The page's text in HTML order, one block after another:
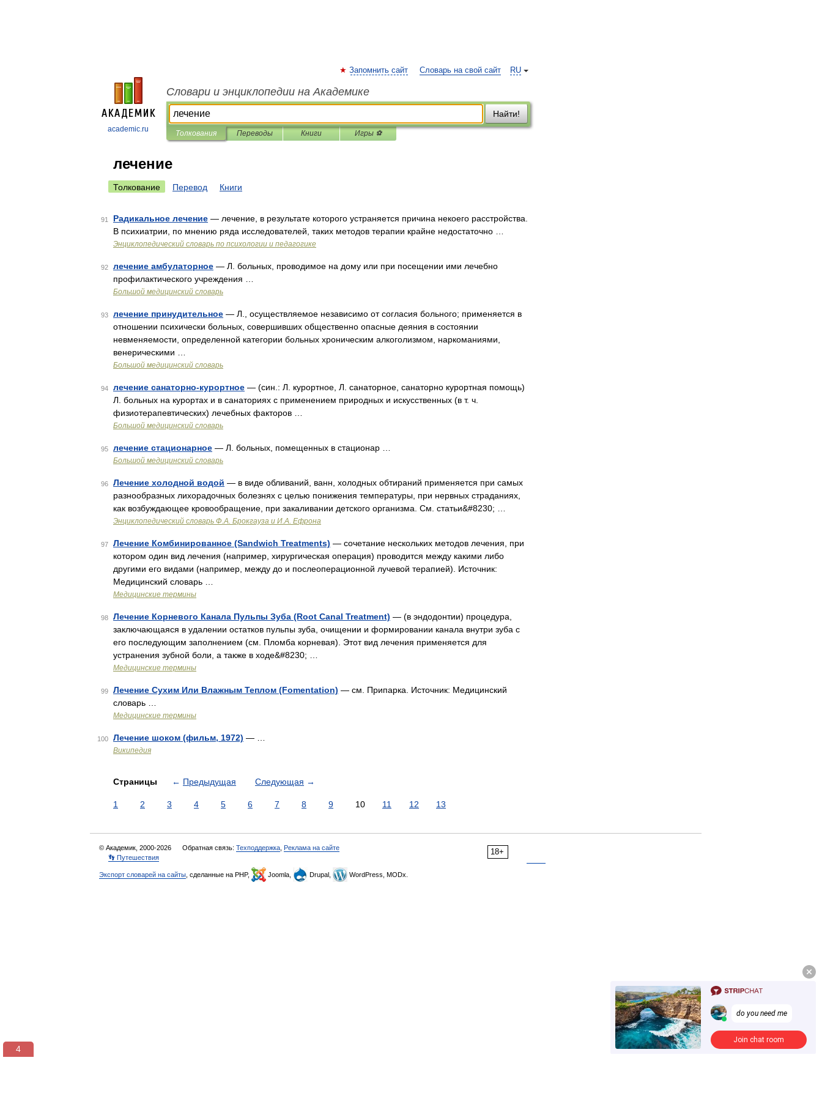
academic.ru
RU
Запомнить сайт Словарь на свой сайт
Словари и энциклопедии на Академике
Найти!
Толкования Переводы Книги Игры ⚽
лечение
Толкование Перевод Книги
91 Радикальное лечение — лечение, в результате которого устраняется причина некоего расстройства.
В психиатрии, по мнению ряда исследователей, таких методов терапии крайне недостаточно …
Энциклопедический словарь по психологии и педагогике
92 лечение амбулаторное — Л. больных, проводимое на дому или при посещении ими лечебно
профилактического учреждения …
Большой медицинский словарь
93 лечение принудительное — Л., осуществляемое независимо от согласия больного; применяется в
отношении психически больных, совершивших общественно опасные деяния в состоянии
невменяемости, определенной категории больных хроническим алкоголизмом, наркоманиями,
венерическими …
Большой медицинский словарь
94 лечение санаторно-курортное — (син.: Л. курортное, Л. санаторное, санаторно курортная помощь)
Л. больных на курортах и в санаториях с применением природных и искусственных (в т. ч.
физиотерапевтических) лечебных факторов …
Большой медицинский словарь
95 лечение стационарное — Л. больных, помещенных в стационар …
Большой медицинский словарь
96 Лечение холодной водой — в виде обливаний, ванн, холодных обтираний применяется при самых
разнообразных лихорадочных болезнях с целью понижения температуры, при нервных страданиях,
как возбуждающее кровообращение, при закаливании детского организма. См. статьи&#8230; …
Энциклопедический словарь Ф.А. Брокгауза и И.А. Ефрона
97 Лечение Комбинированное (Sandwich Treatments) — сочетание нескольких методов лечения, при
котором один вид лечения (например, хирургическая операция) проводится между какими либо
другими его видами (например, между до и послеоперационной лучевой терапией). Источник:
Медицинский словарь …
Медицинские термины
98 Лечение Корневого Канала Пульпы Зуба (Root Canal Treatment) — (в эндодонтии) процедура,
заключающаяся в удалении остатков пульпы зуба, очищении и формировании канала внутри зуба с
его последующим заполнением (см. Пломба корневая). Этот вид лечения применяется для
устранения зубной боли, а также в ходе&#8230; …
Медицинские термины
99 Лечение Сухим Или Влажным Теплом (Fomentation) — см. Припарка. Источник: Медицинский
словарь …
Медицинские термины
100 Лечение шоком (фильм, 1972) — …
Википедия
Страницы ← Предыдущая Следующая →
1 2 3 4 5 6 7 8 9 10 11 12 13
18+
© Академик, 2000-2026 Обратная связь: Техподдержка Реклама на сайте
👣 Путешествия
Экспорт словарей на сайты , сделанные на PHP, Joomla, Drupal, WordPress, MODx.
3